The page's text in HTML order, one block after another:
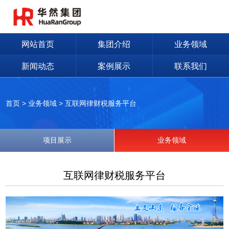
网站首页 集团介绍 业务领域
新闻动态 案例展示 联系我们
首页 > 业务领域 >互联网律财税服务平台
项目展示 业务领域
互联网律财税服务平台